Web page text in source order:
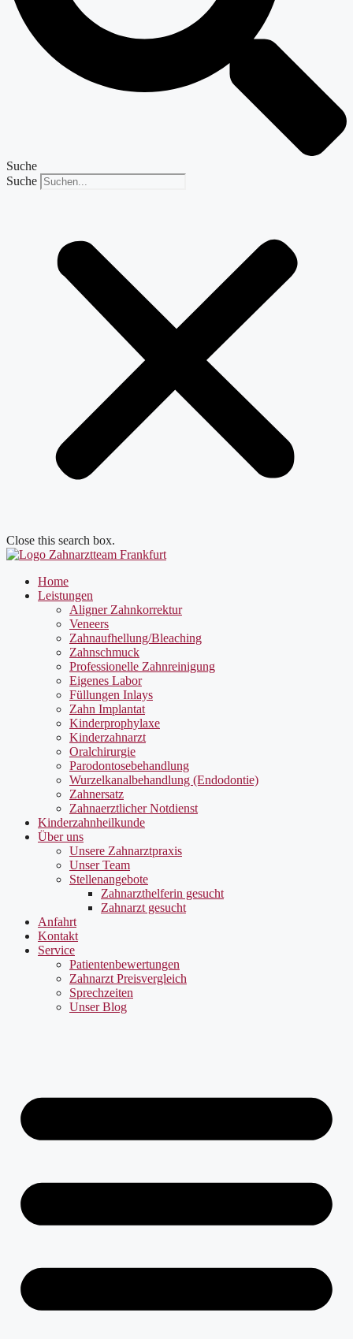
Suche
Suche
Close this search box.
Home
Leistungen
Aligner Zahnkorrektur
Veneers
Zahnaufhellung/Bleaching
Zahnschmuck
Professionelle Zahnreinigung
Eigenes Labor
Füllungen Inlays
Zahn Implantat
Kinderprophylaxe
Kinderzahnarzt
Oralchirurgie
Parodontosebehandlung
Wurzelkanalbehandlung (Endodontie)
Zahnersatz
Zahnaerztlicher Notdienst
Kinderzahnheilkunde
Über uns
Unsere Zahnarztpraxis
Unser Team
Stellenangebote
Zahnarzthelferin gesucht
Zahnarzt gesucht
Anfahrt
Kontakt
Service
Patientenbewertungen
Zahnarzt Preisvergleich
Sprechzeiten
Unser Blog